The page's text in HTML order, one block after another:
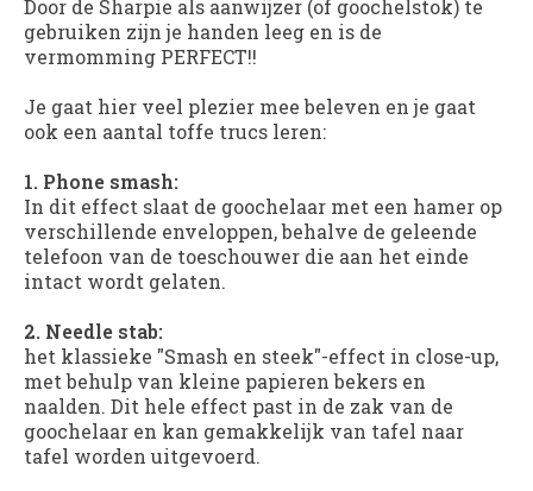
Door de Sharpie als aanwijzer (of goochelstok) te
gebruiken zijn je handen leeg en is de
vermomming PERFECT!!
Je gaat hier veel plezier mee beleven en je gaat
ook een aantal toffe trucs leren:
1. Phone smash:
In dit effect slaat de goochelaar met een hamer op
verschillende enveloppen, behalve de geleende
telefoon van de toeschouwer die aan het einde
intact wordt gelaten.
2. Needle stab:
het klassieke "Smash en steek"-effect in close-up,
met behulp van kleine papieren bekers en
naalden. Dit hele effect past in de zak van de
goochelaar en kan gemakkelijk van tafel naar
tafel worden uitgevoerd.